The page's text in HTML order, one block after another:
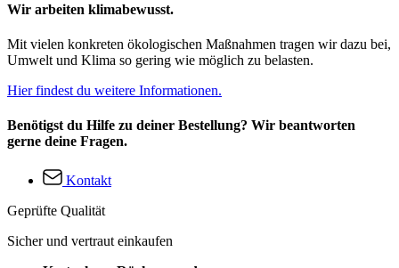
Wir arbeiten klimabewusst.
Mit vielen konkreten ökologischen Maßnahmen tragen wir dazu bei,
Umwelt und Klima so gering wie möglich zu belasten.
Hier findest du weitere Informationen.
Benötigst du Hilfe zu deiner Bestellung? Wir beantworten
gerne deine Fragen.
Kontakt
Geprüfte Qualität
Sicher und vertraut einkaufen